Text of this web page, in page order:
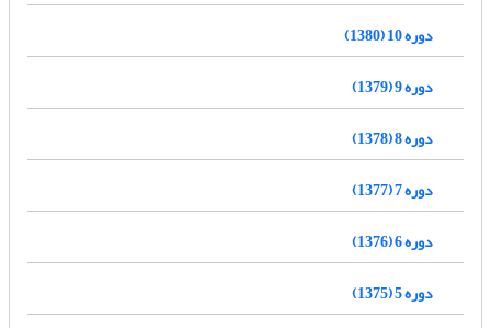
دوره 10 (1380)
دوره 9 (1379)
دوره 8 (1378)
دوره 7 (1377)
دوره 6 (1376)
دوره 5 (1375)